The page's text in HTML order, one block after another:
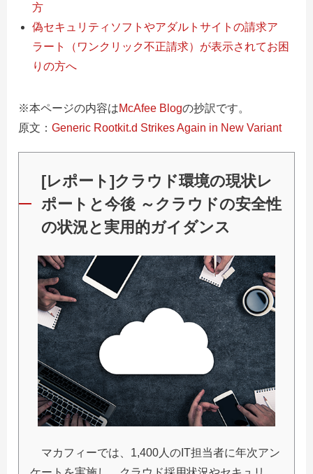
方
偽セキュリティソフトやアダルトサイトの請求ア
ラート（ワンクリック不正請求）が表示されてお困
りの方へ
※本ページの内容はMcAfee Blogの抄訳です。
原文： Generic Rootkit.d Strikes Again in New Variant
[レポート]クラウド環境の現状レ
ポートと今後 ～クラウドの安全性
の状況と実用的ガイダンス
マカフィーでは、1,400人のIT担当者に年次アン